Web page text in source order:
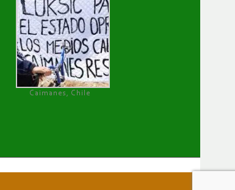
Caimanes, Chile